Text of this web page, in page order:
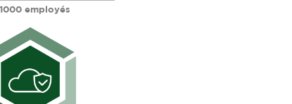
employés